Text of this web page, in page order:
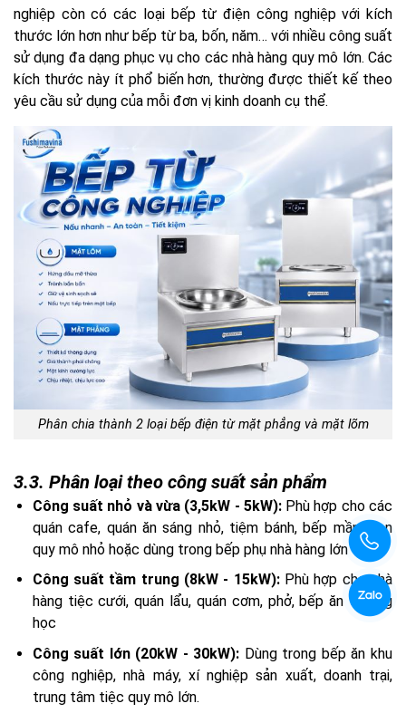
nghiệp còn có các loại bếp từ điện công nghiệp với kích
thước lớn hơn như bếp từ ba, bốn, năm… với nhiều công suất
sử dụng đa dạng phục vụ cho các nhà hàng quy mô lớn. Các
kích thước này ít phổ biến hơn, thường được thiết kế theo
yêu cầu sử dụng của mỗi đơn vị kinh doanh cụ thể.
Phân chia thành 2 loại bếp điện từ mặt phẳng và mặt lõm
3.3. Phân loại theo công suất sản phẩm
Công suất nhỏ và vừa (3,5kW - 5kW):Phù hợp cho các
quán cafe, quán ăn sáng nhỏ, tiệm bánh, bếp mầm non
quy mô nhỏ hoặc dùng trong bếp phụ nhà hàng lớn
Công suất tầm trung (8kW - 15kW):Phù hợp cho nhà
hàng tiệc cưới, quán lẩu, quán cơm, phở, bếp ăn trường
học
Công suất lớn (20kW - 30kW): Dùng trong bếp ăn khu
công nghiệp, nhà máy, xí nghiệp sản xuất, doanh trại,
trung tâm tiệc quy mô lớn.